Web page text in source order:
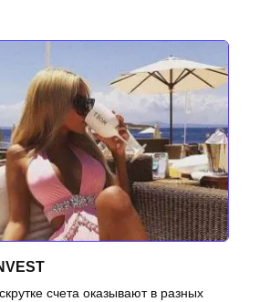
счета оказывают в разных